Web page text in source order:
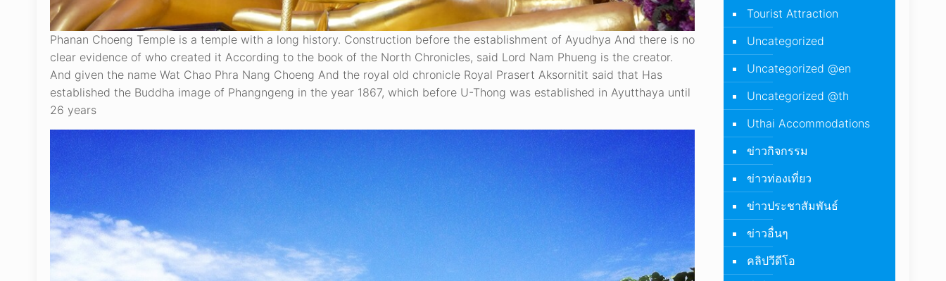
Phanan Choeng Temple is a temple with a long history. Construction before the establishment of Ayudhya And there is no
clear evidence of who created it According to the book of the North Chronicles, said Lord Nam Phueng is the creator.
And given the name Wat Chao Phra Nang Choeng And the royal old chronicle Royal Prasert Aksornitit said that Has
established the Buddha image of Phangngeng in the year 1867, which before U-Thong was established in Ayutthaya until
26 years
Tourist Attraction
Uncategorized
Uncategorized @en
Uncategorized @th
Uthai Accommodations
ข่าวกิจกรรม
ข่าวท่องเที่ยว
ข่าวประชาสัมพันธ์
ข่าวอื่นๆ
คลิปวีดีโอ